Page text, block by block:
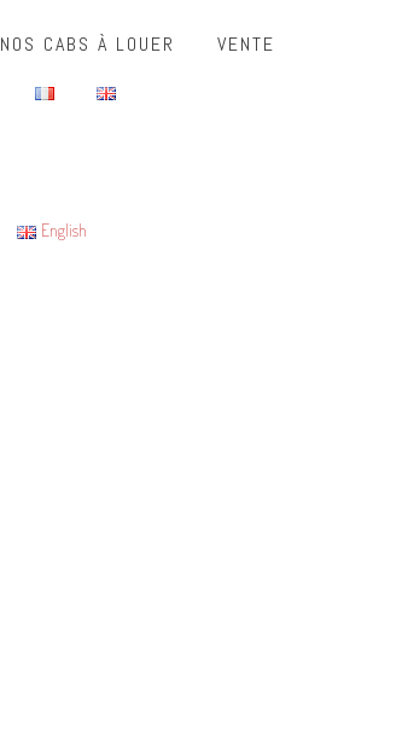
NOS CABS À LOUER
VENTE
English